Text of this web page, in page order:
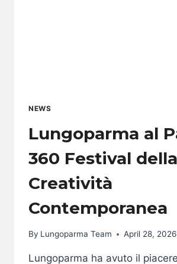
NEWS
Lungoparma al
360 Festival della
Creatività
Contemporanea
By Lungoparma Team April 28, 2026
Lungoparma ha avuto il